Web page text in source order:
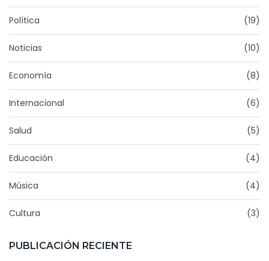
Política (19)
Noticias (10)
Economía (8)
Internacional (6)
Salud (5)
Educación (4)
Música (4)
Cultura (3)
PUBLICACIÓN RECIENTE